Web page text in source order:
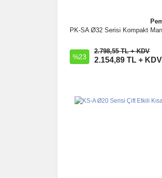
PK-SA Ø32 Serisi Kompakt
%23
2.798,55 TL + KDV
2.154,89 TL + KDV